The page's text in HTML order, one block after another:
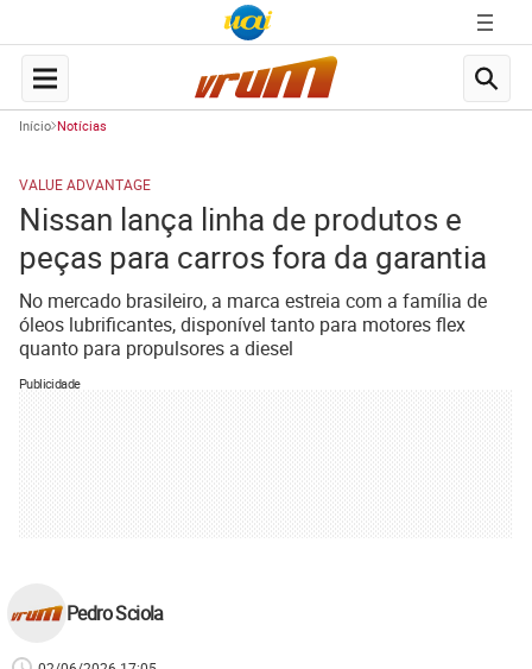
Início Notícias
VALUE ADVANTAGE
Nissan lança linha de produtos e
peças para carros fora da garantia
No mercado brasileiro, a marca estreia com a família de
óleos lubrificantes, disponível tanto para motores flex
quanto para propulsores a diesel
Publicidade
Pedro Sciola